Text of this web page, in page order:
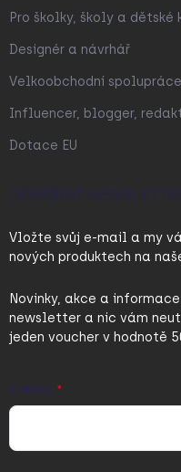
Pro školky, školy a dětské
Designér a návrhář
Velkoobchodní spolupráce
Influencer, blogger,
Dotace EU
ODEBÍRAT
Vložte svůj e-mail a my
nových produktech na
Novinky, akce a
newsletter a nic vám
jeden voucher v hodnotě
E-MAIL